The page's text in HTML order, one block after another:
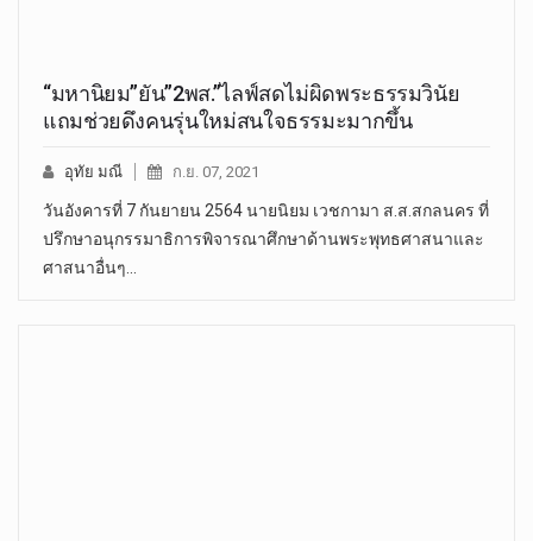
“มหานิยม”ยัน”2พส.”ไลฟ์สดไม่ผิดพระธรรมวินัย
แถมช่วยดึงคนรุ่นใหม่สนใจธรรมะมากขึ้น
อุทัย มณี ก.ย. 07, 2021
วันอังคารที่ 7 กันยายน 2564 นายนิยม เวชกามา ส.ส.สกลนคร ที่
ปรึกษาอนุกรรมาธิการพิจารณาศึกษาด้านพระพุทธศาสนาและ
ศาสนาอื่นๆ…